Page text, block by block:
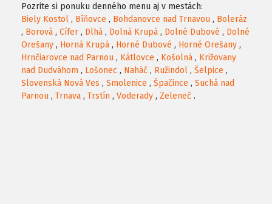
Pozrite si ponuku denného menu aj v mestách:
Biely Kostol , Bíňovce , Bohdanovce nad Trnavou , Boleráz
, Borová , Cífer , Dlhá , Dolná Krupá , Dolné Dubové , Dolné
Orešany , Horná Krupá , Horné Dubové , Horné Orešany ,
Hrnčiarovce nad Parnou , Kátlovce , Košolná , Križovany
nad Dudváhom , Lošonec , Naháč , Ružindol , Šelpice ,
Slovenská Nová Ves , Smolenice , Špačince , Suchá nad
Parnou , Trnava , Trstín , Voderady , Zeleneč .